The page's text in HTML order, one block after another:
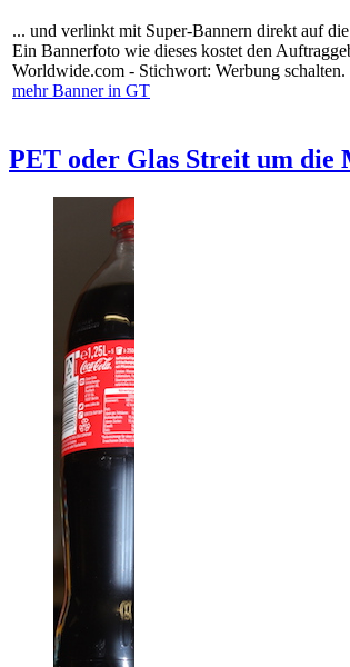
... und verlinkt mit Super-Bannern direkt auf
Ein Bannerfoto wie dieses kostet den
Worldwide.com - Stichwort: Werbung schalten.
mehr Banner in GT
PET oder Glas Streit um die